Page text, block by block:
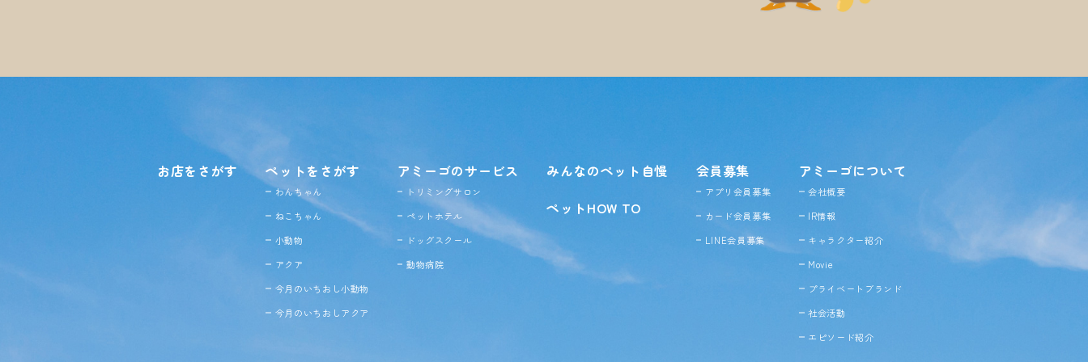
お店をさがす ペットをさがす
わんちゃん
ねこちゃん
小動物
アクア
今月のいちおし小動物
今月のいちおしアクア
アミーゴのサービス
トリミングサロン
ペットホテル
ドッグスクール
動物病院
みんなのペット自慢
ペットHOW TO
会員募集
アプリ会員募集
カード会員募集
LINE会員募集
アミーゴについて
会社概要
IR情報
キャラクター紹介
Movie
プライベートブランド
社会活動
エピソード紹介